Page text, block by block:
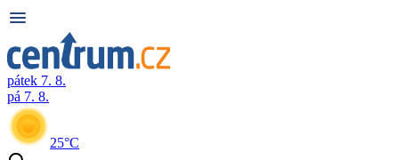
pátek 7. 8.
pá 7. 8.
25°C